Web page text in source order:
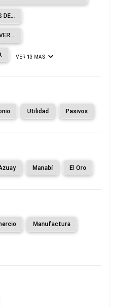
ACTIVIDADES DE SOCIEDADES DE CARTERA.
FONDOS Y SOCIEDADES DE INVERSIÓN Y ENTIDADES FINANCIERAS SIMILARES.
VER 13 MAS
Utilidad Pasivos
Manabí El Oro
Manufactura